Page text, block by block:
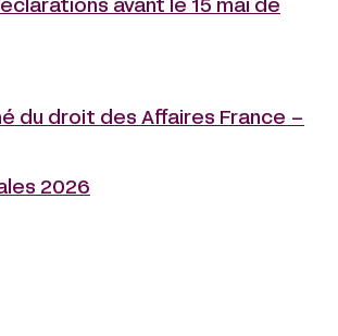
avant le 15 mai de
du droit des Affaires France –
2026